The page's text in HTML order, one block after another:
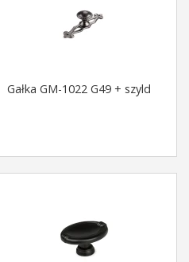
Gałka GM-1022 G49 + szyld